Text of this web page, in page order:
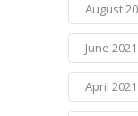
August
June 2021
April 2021